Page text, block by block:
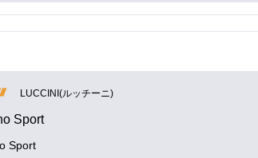
LUCCINI(ルッチーニ)
Sport
Sport